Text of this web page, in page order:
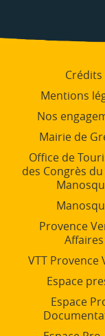
Crédits
Mentions
Nos
Mairie de
Office de
des Congrès
Provence
Affaires
VTT Provence
Espace
Espace